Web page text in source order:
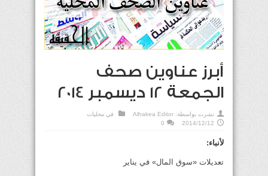
أبرز عناوين صحف
الجمعة 12 ديسمبر 2014
نشرت بواسطة: Alhakea Editor في محليات
2014/12/12
0
لأنباء:
تعديلات «سوق المال» في يناير